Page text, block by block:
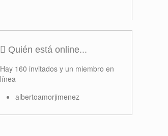
Quién está online...
Hay 160 invitados y un miembro en
línea
albertoamorjimenez